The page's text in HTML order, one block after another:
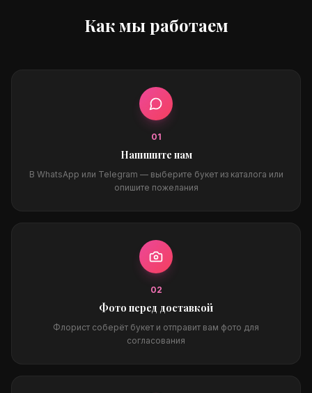
Как мы работаем
01
Напишите нам
В WhatsApp или Telegram — выберите букет из каталога или
опишите пожелания
02
Фото перед доставкой
Флорист соберёт букет и отправит вам фото для
согласования